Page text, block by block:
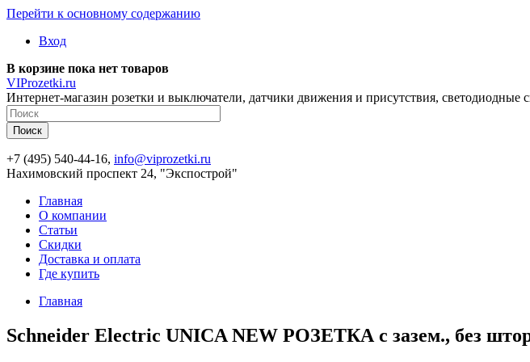
Перейти к основному содержанию
Вход
В корзине пока нет товаров
VIProzetki.ru
Интернет-магазин розетки и выключатели, датчики движения и присутствия, светодиодные
+7 (495) 540-44-16, info@viprozetki.ru
Нахимовский проспект 24, "Экспострой"
Главная
О компании
Статьи
Скидки
Доставка и оплата
Где купить
Главная
Schneider Electric UNICA NEW РОЗЕТКА с зазем., без